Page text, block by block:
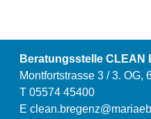
Beratungsstelle CLEAN
Montfortstrasse 3 / 3. OG,
T 05574 45400
E